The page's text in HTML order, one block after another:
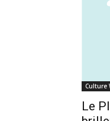
Culture
Le